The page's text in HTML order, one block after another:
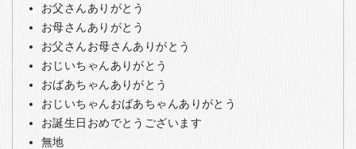
お父さんありがとう
お母さんありがとう
お父さんお母さんありがとう
おじいちゃんありがとう
おばあちゃんありがとう
おじいちゃんおばあちゃんありがとう
お誕生日おめでとうございます
無地